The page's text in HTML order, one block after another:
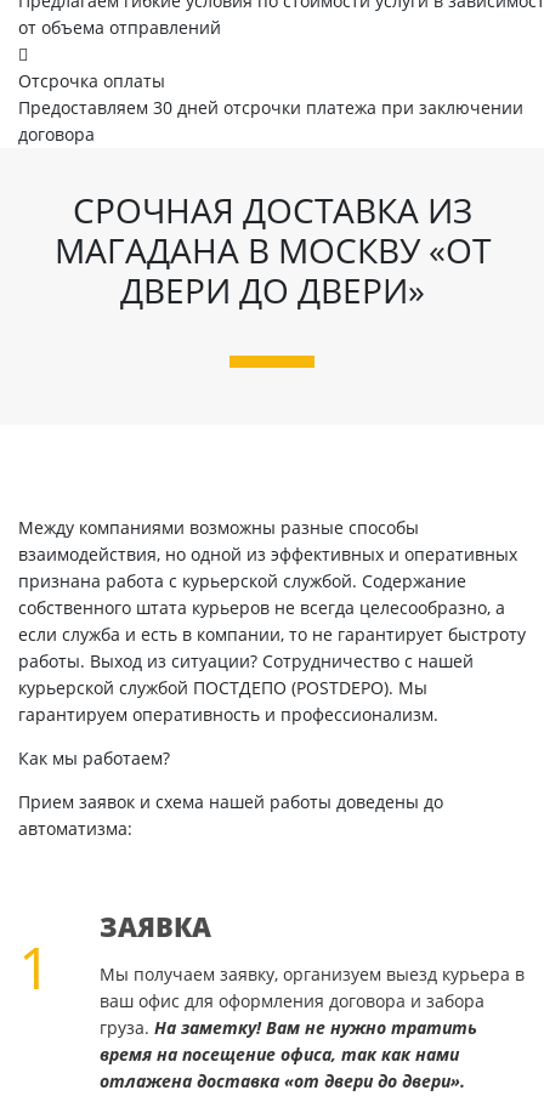
от объема отправлений
Отсрочка оплаты
Предоставляем 30 дней отсрочки платежа при заключении
договора
СРОЧНАЯ ДОСТАВКА ИЗ
МАГАДАНА В МОСКВУ «ОТ
ДВЕРИ ДО ДВЕРИ»
Между компаниями возможны разные способы
взаимодействия, но одной из эффективных и оперативных
признана работа с курьерской службой. Содержание
собственного штата курьеров не всегда целесообразно, а
если служба и есть в компании, то не гарантирует быстроту
работы. Выход из ситуации? Сотрудничество с нашей
курьерской службой ПОСТДЕПО (POSTDEPO). Мы
гарантируем оперативность и профессионализм.
Как мы работаем?
Прием заявок и схема нашей работы доведены до
автоматизма:
1
ЗАЯВКА
Мы получаем заявку, организуем выезд курьера в
ваш офис для оформления договора и забора
груза. На заметку! Вам не нужно тратить
время на посещение офиса, так как нами
отлажена доставка «от двери до двери».